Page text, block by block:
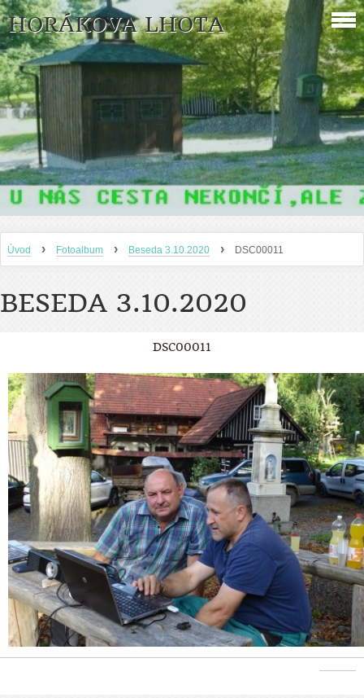
HORÁKOVA LHOTA
Úvod › Fotoalbum › Beseda 3.10.2020 › DSC00011
BESEDA 3.10.2020
DSC00011